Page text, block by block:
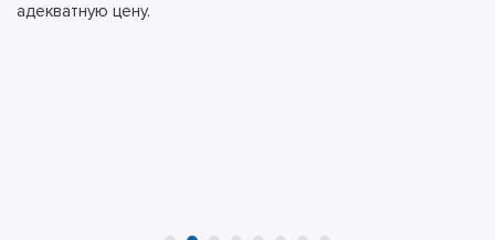
адекватную цену.